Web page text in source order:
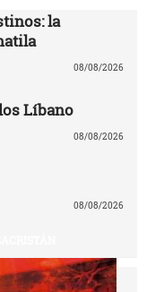
la
08/08/2026
Líbano
08/08/2026
08/08/2026